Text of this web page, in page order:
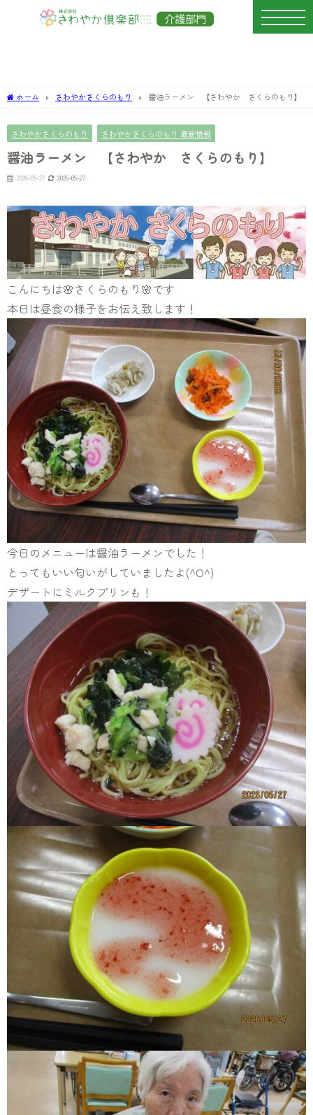
ホーム さわやかさくらのもり 醤油ラーメン 【さわやか さくらのもり】
さわやかさくらのもり さわやかさくらのもり 最新情報
醤油ラーメン 【さわやか さくらのもり】
2026-05-27 2026-05-27
こんにちは🌸さくらのもり🌸です
本日は昼食の様子をお伝え致します！
今日のメニューは醤油ラーメンでした！
とってもいい匂いがしていましたよ(^O^)
デザートにミルクプリンも！